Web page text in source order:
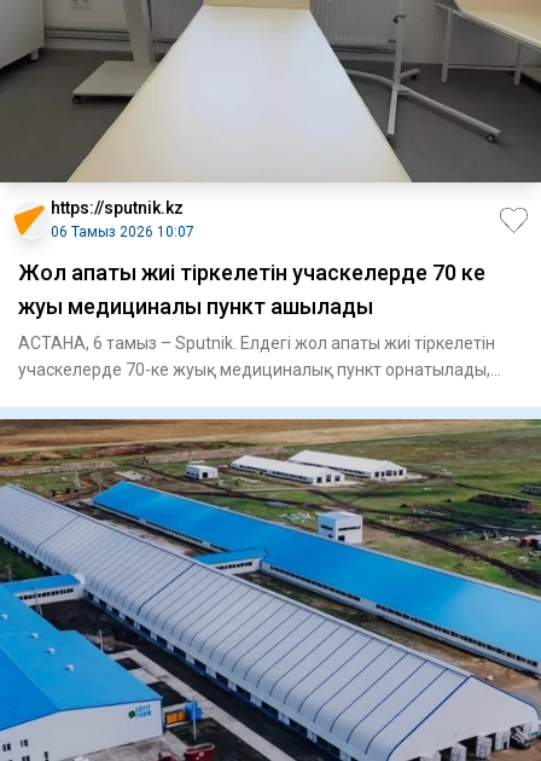
https://sputnik.kz
06 Тамыз 2026 10:07
Жол апаты жиі тіркелетін учаскелерде 70 ке
жуық медициналық пункт ашылады
АСТАНА, 6 тамыз – Sputnik. Елдегі жол апаты жиі тіркелетін
учаскелерде 70-ке жуық медициналық пункт орнатылады,